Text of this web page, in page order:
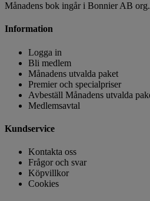
Månadens bok ingår i Bonnier AB
Information
Logga in
Bli medlem
Månadens utvalda paket
Premier och specialpriser
Avbeställ Månadens utvalda
Medlemsavtal
Kundservice
Kontakta oss
Frågor och svar
Köpvillkor
Cookies